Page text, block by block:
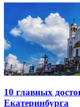
10 главных
Екатеринбурга